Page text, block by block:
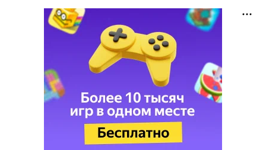
Вред дыни
А врач-эндокринолог Алексей Калинчев рассказал,